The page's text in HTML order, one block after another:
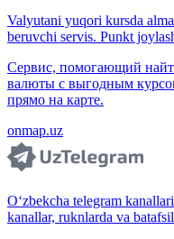
Valyutani yuqori kursda
beruvchi servis. Punkt
Сервис, помогающий
валюты с выгодным
прямо на карте.
onmap.uz
O‘zbekcha telegram
kanallar, ruknlarda va